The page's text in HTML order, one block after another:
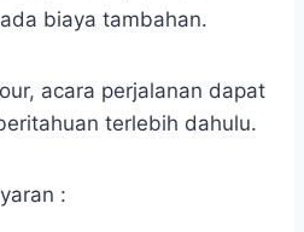
biaya tambahan.
acara perjalanan dapat
terlebih dahulu.
: